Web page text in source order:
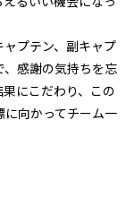
プテン、副キャプ
感謝の気持ちを忘
にこだわり、この
向かってチーム一